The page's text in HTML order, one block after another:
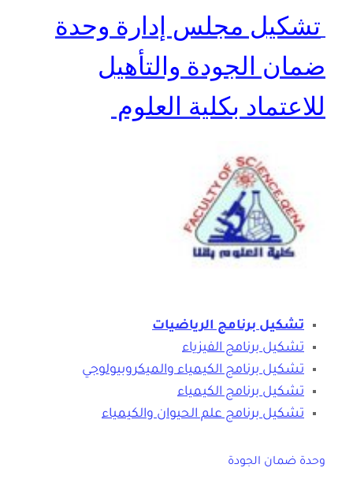
تشكيل مجلس إدارة وحدة
ضمان الجودة والتأهيل
للاعتماد بكلية العلوم
تشكيل برنامج الرياضيات
تشكيل برنامج الفيزياء
تشكيل برنامج الكيمياء والميكروبيولوجي
تشكيل برنامج الكيمياء
تشكيل برنامج علم الحيوان والكيمياء
وحدة ضمان الجودة